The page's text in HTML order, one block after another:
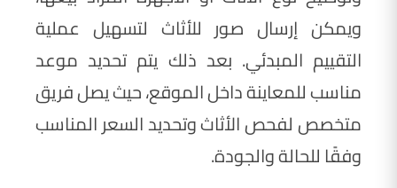
ويمكن إرسال صور للأثاث لتسهيل عملية
التقييم المبدئي. بعد ذلك يتم تحديد موعد
مناسب للمعاينة داخل الموقع، حيث يصل فريق
متخصص لفحص الأثاث وتحديد السعر المناسب
وفقًا للحالة والجودة.